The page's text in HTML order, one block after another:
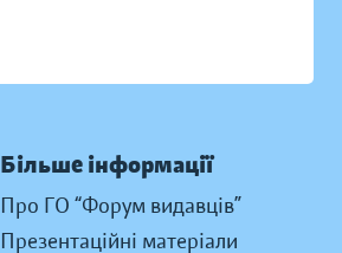
Більше інформації
Про ГО “Форум видавців”
Презентаційні матеріали